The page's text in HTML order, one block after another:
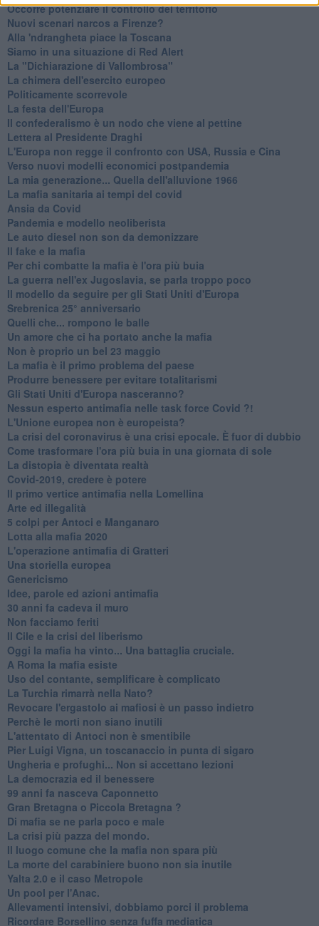
Occorre potenziare il controllo del territorio
​Nuovi scenari narcos a Firenze?
Alla 'ndrangheta piace la Toscana
Siamo in una situazione di Red Alert
La "Dichiarazione di Vallombrosa"
La chimera dell'esercito europeo
Politicamente scorrevole
La festa dell'Europa
Il confederalismo è un nodo che viene al pettine
Lettera al Presidente Draghi
L'Europa non regge il confronto con USA, Russia e Cina
Verso nuovi modelli economici postpandemia
​La mia generazione... Quella dell'alluvione 1966
​La mafia sanitaria ai tempi del covid
Ansia da Covid
Pandemia e modello neoliberista
Le auto diesel non son da demonizzare
​Il fake e la mafia
Per chi combatte la mafia è l'ora più buia
La guerra nell'ex Jugoslavia, se parla troppo poco
Il modello da seguire per gli Stati Uniti d'Europa
Srebrenica 25° anniversario
Quelli che... rompono le balle
Un amore che ci ha portato anche la mafia
Non è proprio un bel 23 maggio
La mafia è il primo problema del paese
Produrre benessere per evitare totalitarismi
Gli Stati Uniti d'Europa nasceranno?
Nessun esperto antimafia nelle task force Covid ?!
L'Unione europea non è europeista?
La crisi del coronavirus è una crisi epocale. È fuor di dubbio
Come trasformare l'ora più buia in una giornata di sole
​La distopia è diventata realtà
Covid-2019, credere è potere
Il primo vertice antimafia nella Lomellina
Arte ed illegalità
​5 colpi per Antoci e Manganaro
Lotta alla mafia 2020
L'operazione antimafia di Gratteri
Una storiella europea
Genericismo
Idee, parole ed azioni antimafia
30 anni fa cadeva il muro
Non facciamo feriti
Il Cile e la crisi del liberismo
Oggi la mafia ha vinto... Una battaglia cruciale.
A Roma la mafia esiste
Uso del contante, semplificare è complicato
La Turchia rimarrà nella Nato?
Revocare l'ergastolo ai mafiosi è un passo indietro
Perchè le morti non siano inutili
L'attentato di Antoci non è smentibile
Pier Luigi Vigna, un toscanaccio in punta di sigaro
Ungheria e profughi... Non si accettano lezioni
La democrazia ed il benessere
99 anni fa nasceva Caponnetto
Gran Bretagna o Piccola Bretagna ?
Di mafia se ne parla poco e male
La crisi più pazza del mondo.
Il luogo comune che la mafia non spara più
La morte del carabiniere buono non sia inutile
Yalta 2.0 e il caso Metropole
​Un pool per l'Anac.
Allevamenti intensivi, dobbiamo porci il problema
Ricordare Borsellino senza fuffa mediatica